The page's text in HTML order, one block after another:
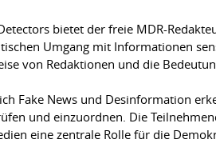
bietet der freie MDR-
Umgang mit Informationen
von Redaktionen und die
Fake News und Desinformation
und einzuordnen. Die
eine zentrale Rolle für die